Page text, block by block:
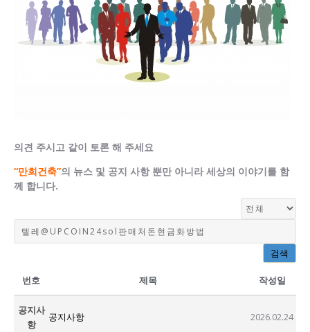
의견 주시고 같이 토론 해 주세요
“만희건축”의 뉴스 및 공지 사항 뿐만 아니라 세상의 이야기를 함
께 합니다.
검색
번호 제목 작성일
공지사
항
공지사항 2026.02.24